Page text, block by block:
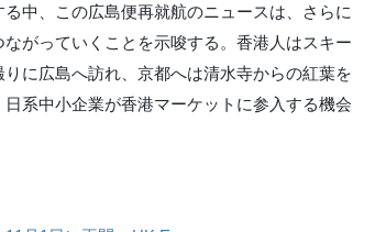
中、この広島便再就航のニュースは、さらに
がっていくことを示唆する。香港人はスキー
に広島へ訪れ、京都へは清水寺からの紅葉を
系中小企業が香港マーケットに参入する機会